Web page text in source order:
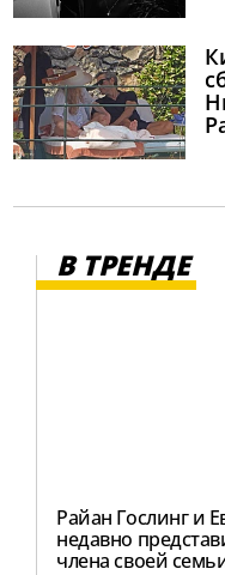
В ТРЕНДЕ
Райан Гослинг и
недавно
члена своей